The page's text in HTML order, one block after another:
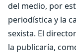
del medio, por
periodística y la
sexista. El
la publicaría,